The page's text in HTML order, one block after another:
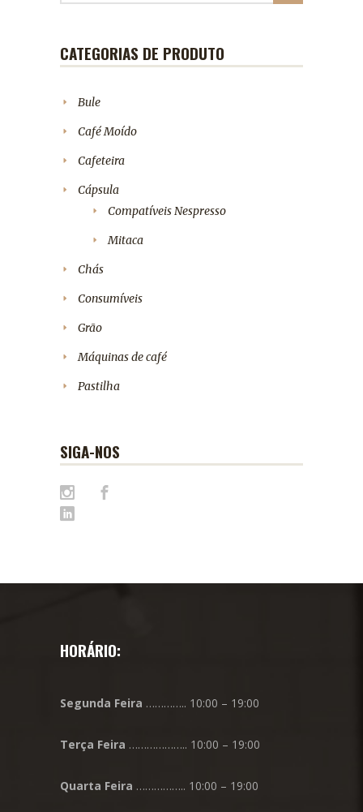
CATEGORIAS DE PRODUTO
Bule
Café Moído
Cafeteira
Cápsula
Compatíveis Nespresso
Mitaca
Chás
Consumíveis
Grão
Máquinas de café
Pastilha
SIGA-NOS
HORÁRIO:
Segunda Feira ………….. 10:00 – 19:00
Terça Feira ……………….. 10:00 – 19:00
Quarta Feira …………….. 10:00 – 19:00